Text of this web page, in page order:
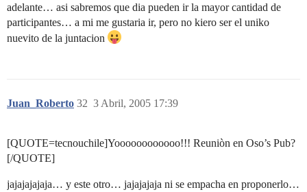
adelante… asi sabremos que dia pueden ir la mayor cantidad de
participantes… a mi me gustaria ir, pero no kiero ser el uniko
nuevito de la juntacion
Juan_Roberto 3 Abril, 2005 17:39
32
[QUOTE=tecnouchile]Yoooooooooooo!!! Reuniòn en Oso’s Pub?
[/QUOTE]
jajajajajaja… y este otro… jajajajaja ni se empacha en proponerlo…